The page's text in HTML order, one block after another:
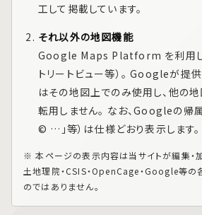
工して掲載しています。
それ以外の地図機能
Google Maps Platform を利用
トリートビュー等）。 Googleが提
はその地図上でのみ使用し、他の地
転用しません。 なお、Googleの帰
© …」等）は仕様どおり表示します。
※ 本ページの表示内容は当サイトが編集・
土地理院・CSIS・OpenCage・Google等の
のではありません。